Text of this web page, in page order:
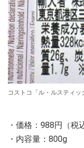
コストコ「ル・ルスティッ
・価格：988円（税
・内容量：800g